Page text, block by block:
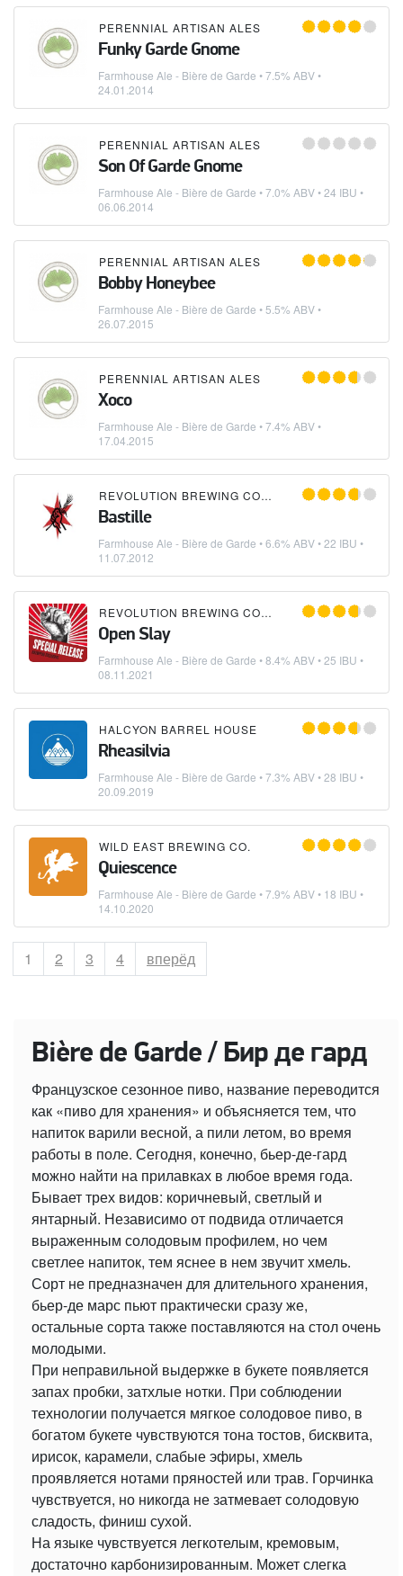
PERENNIAL ARTISAN ALES
Funky Garde Gnome
Farmhouse Ale - Bière de Garde • 7.5% ABV •
24.01.2014
PERENNIAL ARTISAN ALES
Son Of Garde Gnome
Farmhouse Ale - Bière de Garde • 7.0% ABV • 24 IBU •
06.06.2014
PERENNIAL ARTISAN ALES
Bobby Honeybee
Farmhouse Ale - Bière de Garde • 5.5% ABV •
26.07.2015
PERENNIAL ARTISAN ALES
Xoco
Farmhouse Ale - Bière de Garde • 7.4% ABV •
17.04.2015
REVOLUTION BREWING COMPANY
Bastille
Farmhouse Ale - Bière de Garde • 6.6% ABV • 22 IBU •
11.07.2012
REVOLUTION BREWING COMPANY
Open Slay
Farmhouse Ale - Bière de Garde • 8.4% ABV • 25 IBU •
08.11.2021
HALCYON BARREL HOUSE
Rheasilvia
Farmhouse Ale - Bière de Garde • 7.3% ABV • 28 IBU •
20.09.2019
WILD EAST BREWING CO.
Quiescence
Farmhouse Ale - Bière de Garde • 7.9% ABV • 18 IBU •
14.10.2020
Страница
1 Страница
2 Страница
3 Страница
4 вперёд
Bière de Garde / Бир де гард
Французское сезонное пиво, название переводится
как «пиво для хранения» и объясняется тем, что
напиток варили весной, а пили летом, во время
работы в поле. Сегодня, конечно, бьер-де-гард
можно найти на прилавках в любое время года.
Бывает трех видов: коричневый, светлый и
янтарный. Независимо от подвида отличается
выраженным солодовым профилем, но чем
светлее напиток, тем яснее в нем звучит хмель.
Сорт не предназначен для длительного хранения,
бьер-де марс пьют практически сразу же,
остальные сорта также поставляются на стол очень
молодыми.
При неправильной выдержке в букете появляется
запах пробки, затхлые нотки. При соблюдении
технологии получается мягкое солодовое пиво, в
богатом букете чувствуются тона тостов, бисквита,
ирисок, карамели, слабые эфиры, хмель
проявляется нотами пряностей или трав. Горчинка
чувствуется, но никогда не затмевает солодовую
сладость, финиш сухой.
На языке чувствуется легкотелым, кремовым,
достаточно карбонизированным. Может слегка